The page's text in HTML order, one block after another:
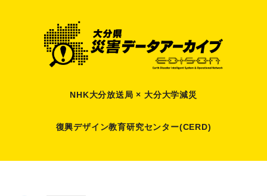
NHK大分放送局 × 大分大学減災
復興デザイン教育研究センター(CERD)